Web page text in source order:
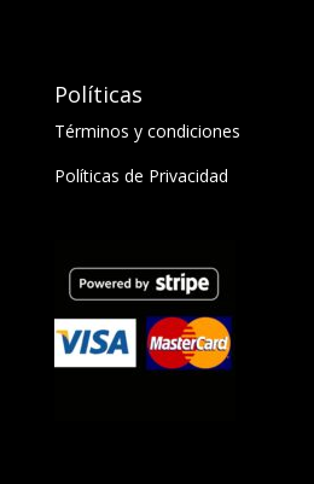
Políticas
Términos y condiciones
Políticas de Privacidad